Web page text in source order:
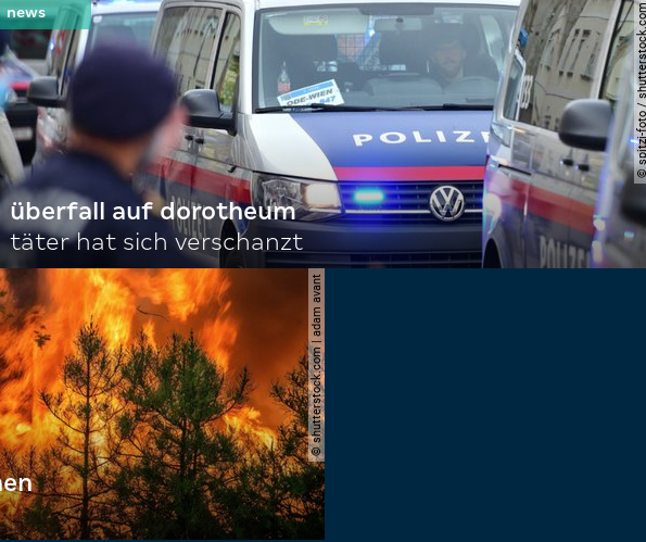
© spitzi-foto
überfall auf dorotheum
täter hat sich verschanzt
© shutterstock.com | adam avant